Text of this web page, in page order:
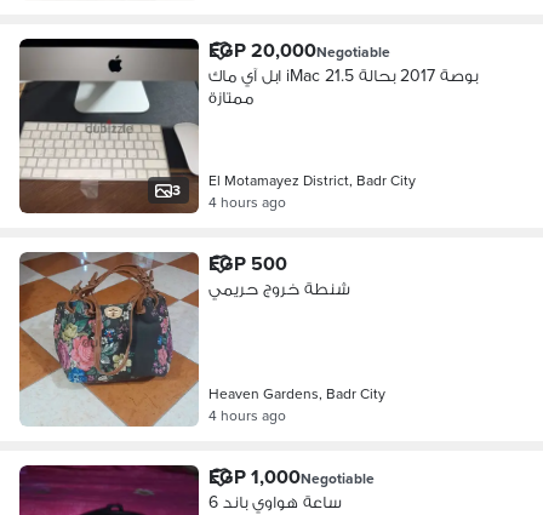
3
EGP 20,000Negotiable
ابل آي ماك iMac 21.5 بوصة 2017 بحالة
ممتازة
El Motamayez District, Badr City
4 hours ago
EGP 500
شنطة خروج حريمي
Heaven Gardens, Badr City
4 hours ago
EGP 1,000Negotiable
ساعة هواوي باند 6